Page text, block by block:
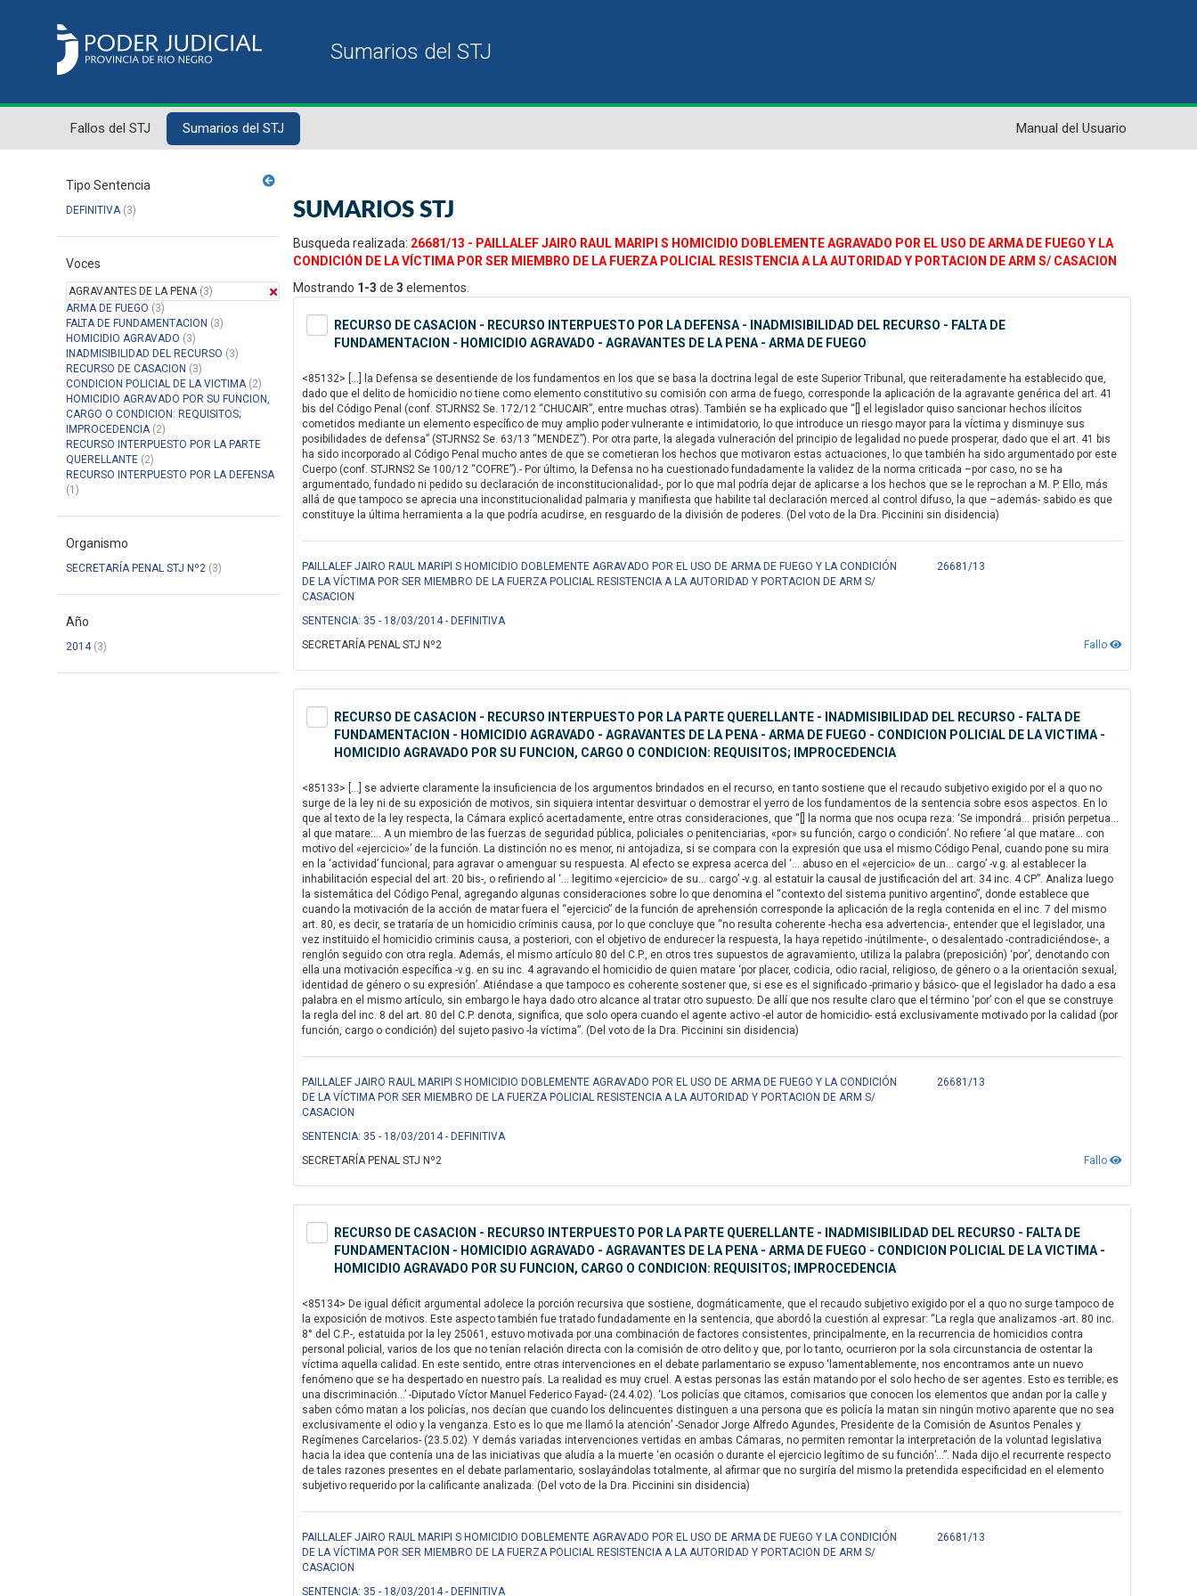
Fallos del STJ Sumarios del STJ Manual del Usuario
Tipo Sentencia
DEFINITIVA(3)
Voces
AGRAVANTES DE LA PENA(3)
ARMA DE FUEGO (3)
FALTA DE FUNDAMENTACION (3)
HOMICIDIO AGRAVADO (3)
INADMISIBILIDAD DEL RECURSO (3)
RECURSO DE CASACION (3)
CONDICION POLICIAL DE LA VICTIMA(2)
HOMICIDIO AGRAVADO POR SU FUNCION,
CARGO O CONDICION: REQUISITOS;
IMPROCEDENCIA(2)
RECURSO INTERPUESTO POR LA PARTE
QUERELLANTE (2)
RECURSO INTERPUESTO POR LA DEFENSA
(1)
Organismo
SECRETARÍA PENAL STJ Nº2 (3)
Año
2014(3)
SUMARIOS STJ
Busqueda realizada: 26681/13 - PAILLALEF JAIRO RAUL MARIPI S HOMICIDIO DOBLEMENTE AGRAVADO POR EL USO DE ARMA DE FUEGO Y LA
CONDICIÓN DE LA VÍCTIMA POR SER MIEMBRO DE LA FUERZA POLICIAL RESISTENCIA A LA AUTORIDAD Y PORTACION DE ARM S/ CASACION
Mostrando 1-3 de 3 elementos.
RECURSO DE CASACION - RECURSO INTERPUESTO POR LA DEFENSA - INADMISIBILIDAD DEL RECURSO - FALTA DE
FUNDAMENTACION - HOMICIDIO AGRAVADO - AGRAVANTES DE LA PENA - ARMA DE FUEGO
<85132> […] la Defensa se desentiende de los fundamentos en los que se basa la doctrina legal de este Superior Tribunal, que reiteradamente ha establecido que,
dado que el delito de homicidio no tiene como elemento constitutivo su comisión con arma de fuego, corresponde la aplicación de la agravante genérica del art. 41
bis del Código Penal (conf. STJRNS2 Se. 172/12 “CHUCAIR”, entre muchas otras). También se ha explicado que “[] el legislador quiso sancionar hechos ilícitos
cometidos mediante un elemento específico de muy amplio poder vulnerante e intimidatorio, lo que introduce un riesgo mayor para la víctima y disminuye sus
posibilidades de defensa” (STJRNS2 Se. 63/13 “MENDEZ”). Por otra parte, la alegada vulneración del principio de legalidad no puede prosperar, dado que el art. 41 bis
ha sido incorporado al Código Penal mucho antes de que se cometieran los hechos que motivaron estas actuaciones, lo que también ha sido argumentado por este
Cuerpo (conf. STJRNS2 Se 100/12 “COFRE”).- Por último, la Defensa no ha cuestionado fundadamente la validez de la norma criticada –por caso, no se ha
argumentado, fundado ni pedido su declaración de inconstitucionalidad-, por lo que mal podría dejar de aplicarse a los hechos que se le reprochan a M. P. Ello, más
allá de que tampoco se aprecia una inconstitucionalidad palmaria y manifiesta que habilite tal declaración merced al control difuso, la que –además- sabido es que
constituye la última herramienta a la que podría acudirse, en resguardo de la división de poderes. (Del voto de la Dra. Piccinini sin disidencia)
PAILLALEF JAIRO RAUL MARIPI S HOMICIDIO DOBLEMENTE AGRAVADO POR EL USO DE ARMA DE FUEGO Y LA CONDICIÓN
DE LA VÍCTIMA POR SER MIEMBRO DE LA FUERZA POLICIAL RESISTENCIA A LA AUTORIDAD Y PORTACION DE ARM S/
CASACION
26681/13
SENTENCIA: 35 - 18/03/2014 - DEFINITIVA
Fallo
SECRETARÍA PENAL STJ Nº2
RECURSO DE CASACION - RECURSO INTERPUESTO POR LA PARTE QUERELLANTE - INADMISIBILIDAD DEL RECURSO - FALTA DE
FUNDAMENTACION - HOMICIDIO AGRAVADO - AGRAVANTES DE LA PENA - ARMA DE FUEGO - CONDICION POLICIAL DE LA VICTIMA -
HOMICIDIO AGRAVADO POR SU FUNCION, CARGO O CONDICION: REQUISITOS; IMPROCEDENCIA
<85133> […] se advierte claramente la insuficiencia de los argumentos brindados en el recurso, en tanto sostiene que el recaudo subjetivo exigido por el a quo no
surge de la ley ni de su exposición de motivos, sin siquiera intentar desvirtuar o demostrar el yerro de los fundamentos de la sentencia sobre esos aspectos. En lo
que al texto de la ley respecta, la Cámara explicó acertadamente, entre otras consideraciones, que “[] la norma que nos ocupa reza: ‘Se impondrá… prisión perpetua…
al que matare:… A un miembro de las fuerzas de seguridad pública, policiales o penitenciarias, «por» su función, cargo o condición’. No refiere ‘al que matare… con
motivo del «ejercicio»’ de la función. La distinción no es menor, ni antojadiza, si se compara con la expresión que usa el mismo Código Penal, cuando pone su mira
en la ‘actividad’ funcional, para agravar o amenguar su respuesta. Al efecto se expresa acerca del ‘… abuso en el «ejercicio» de un… cargo’ -v.g. al establecer la
inhabilitación especial del art. 20 bis-, o refiriendo al ‘… legitimo «ejercicio» de su… cargo’ -v.g. al estatuir la causal de justificación del art. 34 inc. 4 CP”. Analiza luego
la sistemática del Código Penal, agregando algunas consideraciones sobre lo que denomina el “contexto del sistema punitivo argentino”, donde establece que
cuando la motivación de la acción de matar fuera el “ejercicio” de la función de aprehensión corresponde la aplicación de la regla contenida en el inc. 7 del mismo
art. 80, es decir, se trataría de un homicidio críminis causa, por lo que concluye que “no resulta coherente -hecha esa advertencia-, entender que el legislador, una
vez instituido el homicidio criminis causa, a posteriori, con el objetivo de endurecer la respuesta, la haya repetido -inútilmente-, o desalentado -contradiciéndose-, a
renglón seguido con otra regla. Además, el mismo artículo 80 del C.P., en otros tres supuestos de agravamiento, utiliza la palabra (preposición) ‘por’, denotando con
ella una motivación específica -v.g. en su inc. 4 agravando el homicidio de quien matare ‘por placer, codicia, odio racial, religioso, de género o a la orientación sexual,
identidad de género o su expresión’. Atiéndase a que tampoco es coherente sostener que, si ese es el significado -primario y básico- que el legislador ha dado a esa
palabra en el mismo artículo, sin embargo le haya dado otro alcance al tratar otro supuesto. De allí que nos resulte claro que el término ‘por’ con el que se construye
la regla del inc. 8 del art. 80 del C.P. denota, significa, que solo opera cuando el agente activo -el autor de homicidio- está exclusivamente motivado por la calidad (por
función, cargo o condición) del sujeto pasivo -la víctima”. (Del voto de la Dra. Piccinini sin disidencia)
PAILLALEF JAIRO RAUL MARIPI S HOMICIDIO DOBLEMENTE AGRAVADO POR EL USO DE ARMA DE FUEGO Y LA CONDICIÓN
DE LA VÍCTIMA POR SER MIEMBRO DE LA FUERZA POLICIAL RESISTENCIA A LA AUTORIDAD Y PORTACION DE ARM S/
CASACION
26681/13
SENTENCIA: 35 - 18/03/2014 - DEFINITIVA
Fallo
SECRETARÍA PENAL STJ Nº2
RECURSO DE CASACION - RECURSO INTERPUESTO POR LA PARTE QUERELLANTE - INADMISIBILIDAD DEL RECURSO - FALTA DE
FUNDAMENTACION - HOMICIDIO AGRAVADO - AGRAVANTES DE LA PENA - ARMA DE FUEGO - CONDICION POLICIAL DE LA VICTIMA -
HOMICIDIO AGRAVADO POR SU FUNCION, CARGO O CONDICION: REQUISITOS; IMPROCEDENCIA
<85134> De igual déficit argumental adolece la porción recursiva que sostiene, dogmáticamente, que el recaudo subjetivo exigido por el a quo no surge tampoco de
la exposición de motivos. Este aspecto también fue tratado fundadamente en la sentencia, que abordó la cuestión al expresar: “La regla que analizamos -art. 80 inc.
8° del C.P.-, estatuida por la ley 25061, estuvo motivada por una combinación de factores consistentes, principalmente, en la recurrencia de homicidios contra
personal policial, varios de los que no tenían relación directa con la comisión de otro delito y que, por lo tanto, ocurrieron por la sola circunstancia de ostentar la
víctima aquella calidad. En este sentido, entre otras intervenciones en el debate parlamentario se expuso ‘lamentablemente, nos encontramos ante un nuevo
fenómeno que se ha despertado en nuestro país. La realidad es muy cruel. A estas personas las están matando por el solo hecho de ser agentes. Esto es terrible; es
una discriminación…’ -Diputado Víctor Manuel Federico Fayad- (24.4.02). ‘Los policías que citamos, comisarios que conocen los elementos que andan por la calle y
saben cómo matan a los policías, nos decían que cuando los delincuentes distinguen a una persona que es policía la matan sin ningún motivo aparente que no sea
exclusivamente el odio y la venganza. Esto es lo que me llamó la atención’ -Senador Jorge Alfredo Agundes, Presidente de la Comisión de Asuntos Penales y
Regímenes Carcelarios- (23.5.02). Y demás variadas intervenciones vertidas en ambas Cámaras, no permiten remontar la interpretación de la voluntad legislativa
hacia la idea que contenía una de las iniciativas que aludía a la muerte ‘en ocasión o durante el ejercicio legítimo de su función’…”. Nada dijo el recurrente respecto
de tales razones presentes en el debate parlamentario, soslayándolas totalmente, al afirmar que no surgiría del mismo la pretendida especificidad en el elemento
subjetivo requerido por la calificante analizada. (Del voto de la Dra. Piccinini sin disidencia)
PAILLALEF JAIRO RAUL MARIPI S HOMICIDIO DOBLEMENTE AGRAVADO POR EL USO DE ARMA DE FUEGO Y LA CONDICIÓN
DE LA VÍCTIMA POR SER MIEMBRO DE LA FUERZA POLICIAL RESISTENCIA A LA AUTORIDAD Y PORTACION DE ARM S/
CASACION
26681/13
SENTENCIA: 35 - 18/03/2014 - DEFINITIVA